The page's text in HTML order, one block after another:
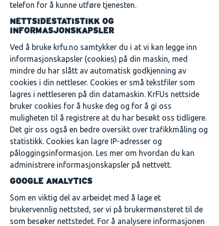
telefon for å kunne utføre tjenesten.
NETTSIDESTATISTIKK OG
INFORMASJONSKAPSLER
Ved å bruke krfu.no samtykker du i at vi kan legge inn
informasjonskapsler (cookies) på din maskin, med
mindre du har slått av automatisk godkjenning av
cookies i din nettleser. Cookies er små tekstfiler som
lagres i nettleseren på din datamaskin. KrFUs nettside
bruker cookies for å huske deg og for å gi oss
muligheten til å registrere at du har besøkt oss tidligere.
Det gir oss også en bedre oversikt over trafikkmåling og
statistikk. Cookies kan lagre IP-adresser og
påloggingsinformasjon. Les mer om hvordan du kan
administrere informasjonskapsler på nettvett.
GOOGLE ANALYTICS
Som en viktig del av arbeidet med å lage et
brukervennlig nettsted, ser vi på brukermønsteret til de
som besøker nettstedet. For å analysere informasjonen